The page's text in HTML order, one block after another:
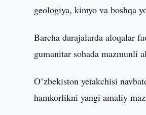
geologiya, kimyo va boshqa
Barcha darajalarda aloqalar
gumanitar sohada mazmunli
O‘zbekiston yetakchisi
hamkorlikni yangi amaliy